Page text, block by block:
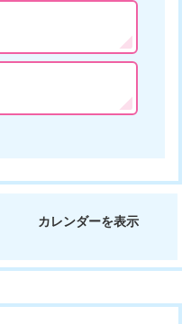
カレンダーを表示